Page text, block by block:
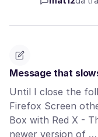
Message that
Until I close the
Firefox Screen
Box with Red X -
newer version of …